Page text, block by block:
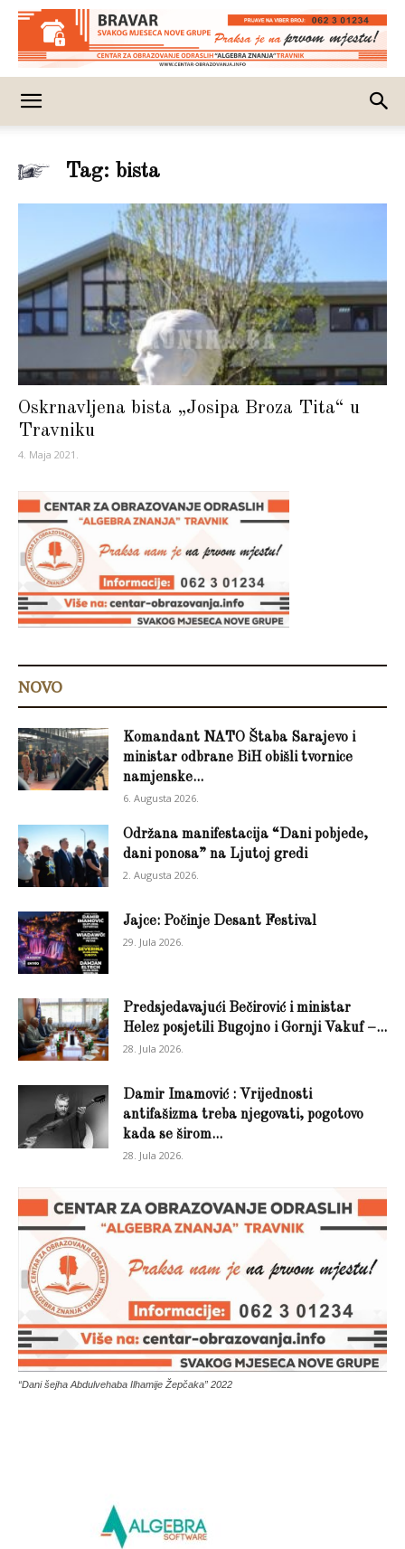
Tag: bista
Oskrnavljena bista „Josipa Broza Tita“ u
Travniku
4. Maja 2021.
NOVO
Komandant NATO Štaba Sarajevo i
ministar odbrane BiH obišli tvornice
namjenske...
6. Augusta 2026.
Održana manifestacija “Dani pobjede,
dani ponosa” na Ljutoj gredi
2. Augusta 2026.
Jajce: Počinje Desant Festival
29. Jula 2026.
Predsjedavajući Bečirović i ministar
Helez posjetili Bugojno i Gornji Vakuf –...
28. Jula 2026.
Damir Imamović : Vrijednosti
antifašizma treba njegovati, pogotovo
kada se širom...
28. Jula 2026.
“Dani šejha Abdulvehaba Ilhamije Žepčaka” 2022